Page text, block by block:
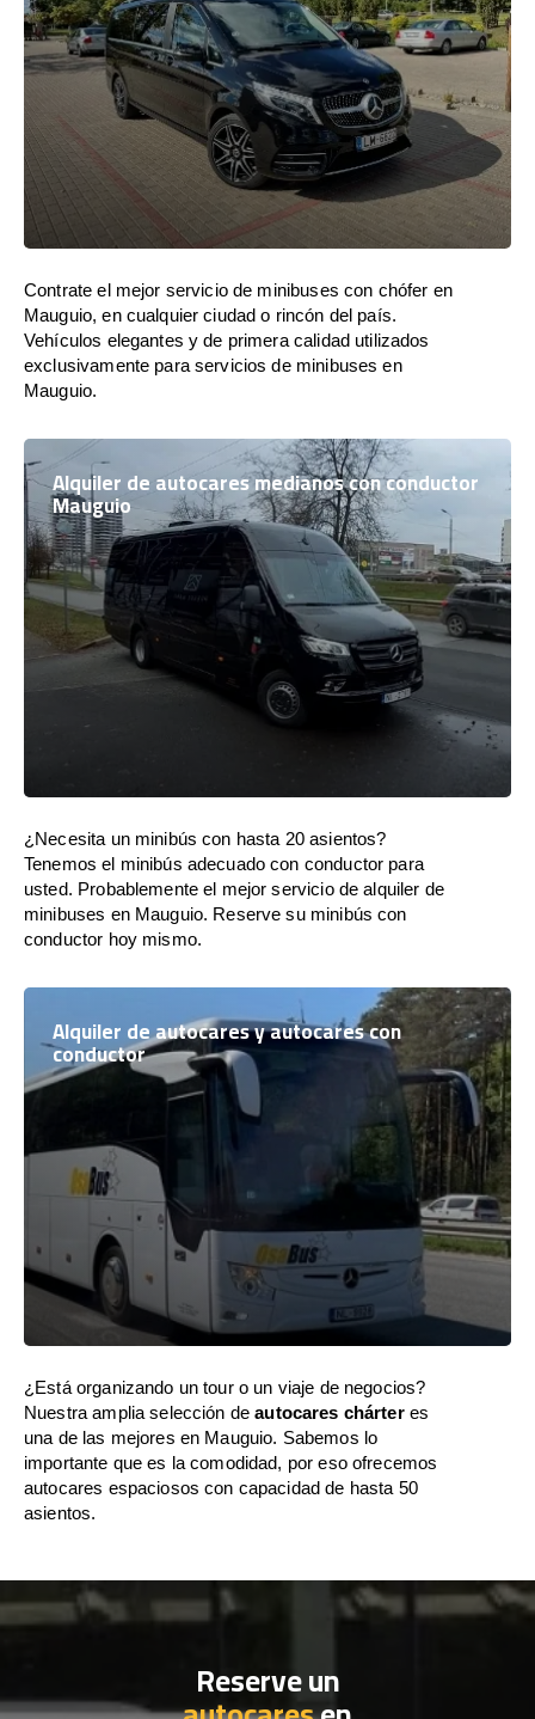
Contrate el mejor servicio de minibuses con chófer en
Mauguio, en cualquier ciudad o rincón del país.
Vehículos elegantes y de primera calidad utilizados
exclusivamente para servicios de minibuses en
Mauguio.
Alquiler de autocares medianos con conductor
Mauguio
¿Necesita un minibús con hasta 20 asientos?
Tenemos el minibús adecuado con conductor para
usted. Probablemente el mejor servicio de alquiler de
minibuses en Mauguio. Reserve su minibús con
conductor hoy mismo.
Alquiler de autocares y autocares con
conductor
¿Está organizando un tour o un viaje de negocios?
Nuestra amplia selección deautocares chárteres
una de las mejores en Mauguio. Sabemos lo
importante que es la comodidad, por eso ofrecemos
autocares espaciosos con capacidad de hasta 50
asientos.
Reserve un